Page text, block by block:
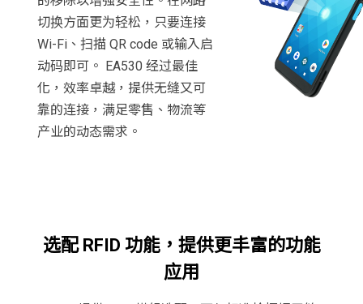
切换方面更为轻松，只要连接
Wi-Fi、扫描 QR code 或输入启
动码即可。 EA530 经过最佳
化，效率卓越，提供无缝又可
靠的连接，满足零售、物流等
产业的动态需求。
选配 RFID 功能，提供更丰富的功能
应用